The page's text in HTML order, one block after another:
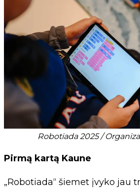
Robotiada 2025 /
Pirmą kartą Kaune
„Robotiada“ šiemet įvyko jau